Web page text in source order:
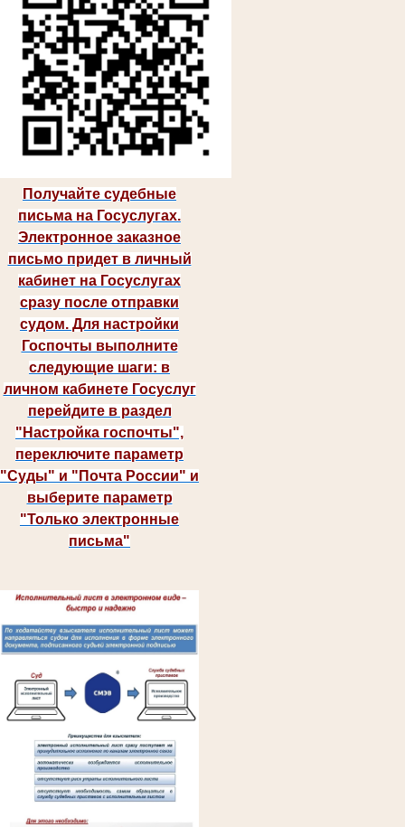
Получайте судебные
письма на Госуслугах.
Электронное заказное
письмо придет в личный
кабинет на Госуслугах
сразу после отправки
судом. Для настройки
Госпочты выполните
следующие шаги: в
личном кабинете Госуслуг
перейдите в раздел
"Настройка госпочты",
переключите параметр
"Суды" и "Почта России" и
выберите параметр
"Только электронные
письма"